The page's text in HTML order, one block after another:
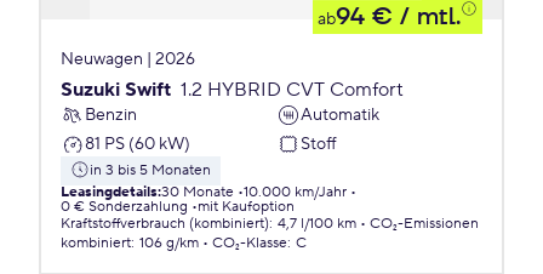
ab94 € / mtl.
Neuwagen | 2026
Suzuki Swift 1.2 HYBRID CVT Comfort
Benzin
Automatik
81 PS (60 kW)
Stoff
in 3 bis 5 Monaten
Leasingdetails:30 Monate 10.000 km/Jahr
0 € Sonderzahlung
mit Kaufoption
Kraftstoffverbrauch (kombiniert): 4,7 l/100 km
CO₂-Emissionen
kombiniert: 106 g/km CO₂-Klasse: C